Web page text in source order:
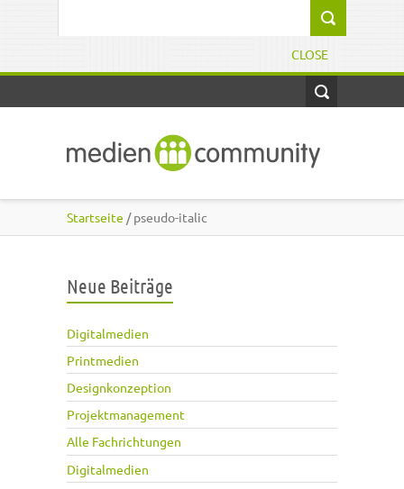
CLOSE
Startseite / pseudo-italic
Neue Beiträge
Digitalmedien
Printmedien
Designkonzeption
Projektmanagement
Alle Fachrichtungen
Digitalmedien